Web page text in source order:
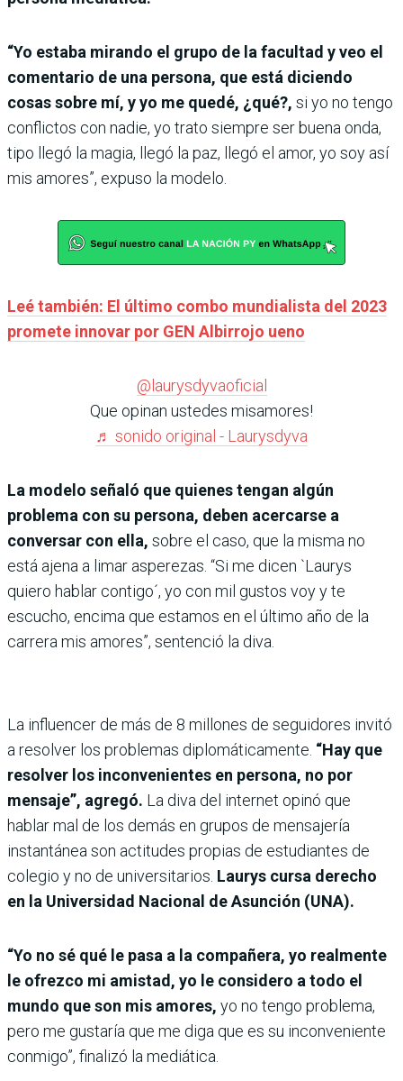
“Yo estaba mirando el grupo de la facultad y veo el
comentario de una persona, que está diciendo
cosas sobre mí, y yo me quedé, ¿qué?, si yo no tengo
conflictos con nadie, yo trato siempre ser buena onda,
tipo llegó la magia, llegó la paz, llegó el amor, yo soy así
mis amores”, expuso la modelo.
Leé también: El último combo mundialista del 2023
promete innovar por GEN Albirrojo ueno
@laurysdyvaoficial
Que opinan ustedes misamores!
♬ sonido original - Laurysdyva
La modelo señaló que quienes tengan algún
problema con su persona, deben acercarse a
conversar con ella, sobre el caso, que la misma no
está ajena a limar asperezas. “Si me dicen `Laurys
quiero hablar contigo´, yo con mil gustos voy y te
escucho, encima que estamos en el último año de la
carrera mis amores”, sentenció la diva.
La influencer de más de 8 millones de seguidores invitó
a resolver los problemas diplomáticamente. “Hay que
resolver los inconvenientes en persona, no por
mensaje”, agregó. La diva del internet opinó que
hablar mal de los demás en grupos de mensajería
instantánea son actitudes propias de estudiantes de
colegio y no de universitarios. Laurys cursa derecho
en la Universidad Nacional de Asunción (UNA).
“Yo no sé qué le pasa a la compañera, yo realmente
le ofrezco mi amistad, yo le considero a todo el
mundo que son mis amores, yo no tengo problema,
pero me gustaría que me diga que es su inconveniente
conmigo”, finalizó la mediática.